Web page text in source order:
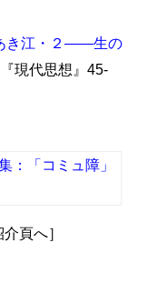
き江・２――生の
『現代思想』45-
頁へ］